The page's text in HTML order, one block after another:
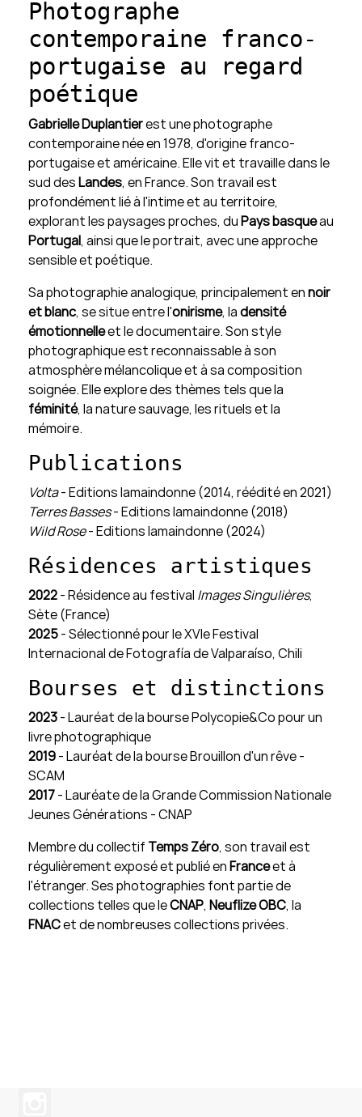
Photographe
contemporaine franco-
portugaise au regard
poétique
Gabrielle Duplantierest une photographe
contemporaine née en 1978, d'origine franco-
portugaise et américaine. Elle vit et travaille dans le
sud desLandes, en France. Son travail est
profondément lié à l'intime et au territoire,
explorant les paysages proches, duPays basqueau
Portugal, ainsi que le portrait, avec une approche
sensible et poétique.
Sa photographie analogique, principalement ennoir
et blanc, se situe entre l'onirisme, ladensité
émotionnelleet le documentaire. Son style
photographique est reconnaissable à son
atmosphère mélancolique et à sa composition
soignée. Elle explore des thèmes tels que la
féminité, la nature sauvage, les rituels et la
mémoire.
Publications
Volta- Editions lamaindonne (2014, réédité en 2021)
Terres Basses- Editions lamaindonne (2018)
Wild Rose- Editions lamaindonne (2024)
Résidences artistiques
2022- Résidence au festival Images Singulières,
Sète (France)
2025- Sélectionné pour le XVIe Festival
Internacional de Fotografía de Valparaíso, Chili
Bourses et distinctions
2023- Lauréat de la bourse Polycopie&Co pour un
livre photographique
2019- Lauréat de la bourse Brouillon d'un rêve -
SCAM
2017- Lauréate de la Grande Commission Nationale
Jeunes Générations - CNAP
Membre du collectif Temps Zéro, son travail est
régulièrement exposé et publié enFranceet à
l'étranger. Ses photographies font partie de
collections telles que leCNAP, Neuflize OBC, la
FNACet de nombreuses collections privées.